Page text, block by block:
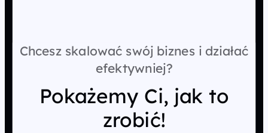
Chcesz skalować swój biznes i działać
efektywniej?
Pokażemy Ci, jak to
zrobić!